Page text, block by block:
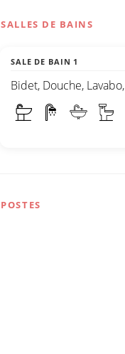
SALLES DE BAINS
SALE DE BAIN 1
Bidet, Douche,
POSTES